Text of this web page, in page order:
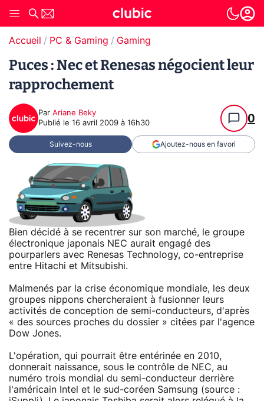
Accueil PC & Gaming Gaming
Puces : Nec et Renesas négocient leur
rapprochement
Par Ariane Beky
Publié le 16 avril 2009 à 16h30 0
Suivez-nous Ajoutez-nous en favori
Bien décidé à se recentrer sur son marché, le groupe
électronique japonais NEC aurait engagé des
pourparlers avec Renesas Technology, co-entreprise
entre Hitachi et Mitsubishi.
Malmenés par la crise économique mondiale, les deux
groupes nippons chercheraient à fusionner leurs
activités de conception de semi-conducteurs, d'après
« des sources proches du dossier » citées par l'agence
Dow Jones.
L'opération, qui pourrait être entérinée en 2010,
donnerait naissance, sous le contrôle de NEC, au
numéro trois mondial du semi-conducteur derrière
l'américain Intel et le sud-coréen Samsung (source :